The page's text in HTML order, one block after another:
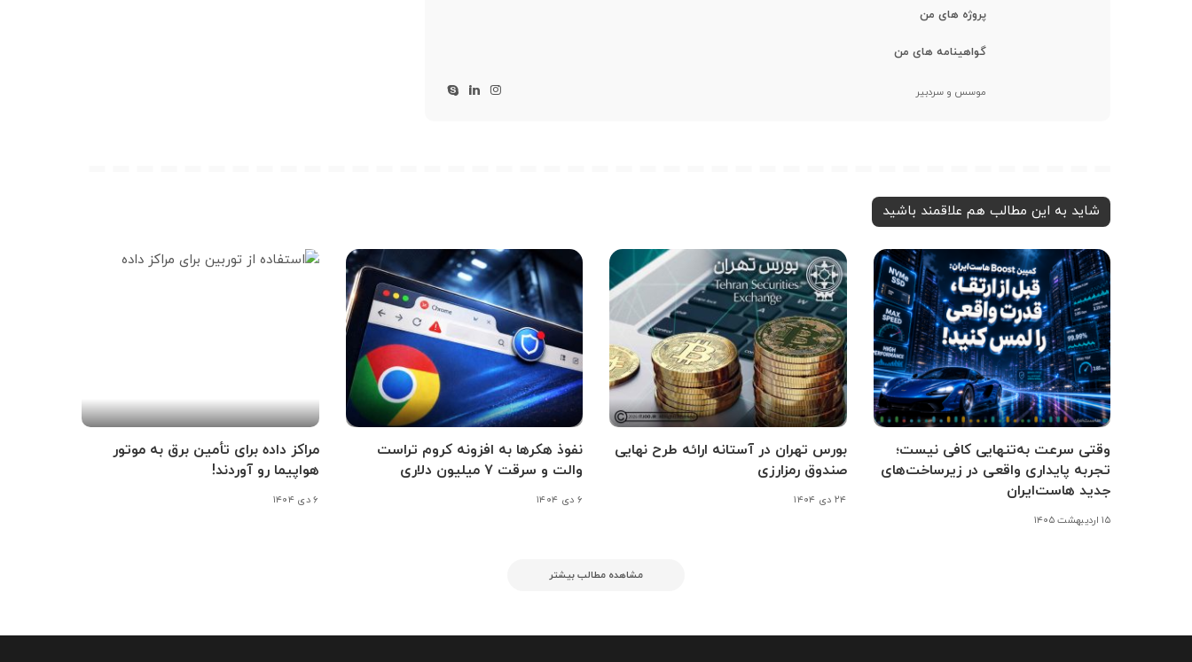
پروژه های من
گواهینامه های من
موسس و سردبیر
شاید به این مطالب هم علاقمند باشید
وقتی سرعت به‌تنهایی کافی نیست؛
تجربه پایداری واقعی در زیرساخت‌های
جدید هاست‌ایران
۱۵ اردیبهشت ۱۴۰۵
بورس تهران در آستانه ارائه طرح نهایی
صندوق رمزارزی
۲۴ دی ۱۴۰۴
نفوذ هکرها به افزونه کروم تراست
والت و سرقت ۷ میلیون دلاری
۶ دی ۱۴۰۴
مراکز داده برای تأمین برق به موتور
هواپیما رو آوردند!
۶ دی ۱۴۰۴
مشاهده مطالب بیشتر